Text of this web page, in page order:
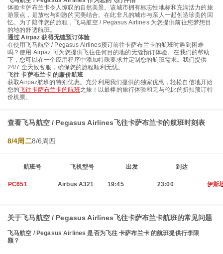
体验卡萨布兰卡令人惊叹的自然美景。该城市拥有标志性地标和充满活力的旅
游景点，是放松与刺激的完美结合。在此非凡的城市与亲人一起创造珍贵的回
忆。为了陪伴您的旅程，飞马航空 / Pegasus Airlines 为您提供前往您梦想目
的地的舒适航班。
通过 Airpaz 获得无缝预订体验
在使用飞马航空 / Pegasus Airlines预订前往卡萨布兰卡的航班时遇到困难
吗？使用 Airpaz 可为您提供飞往任何目的地的无缝预订体验。在我们的帮助
下，您可以在一个应用程序中添加特殊要求并定制您的航班需求。我们提供
24/7 全天候客服，确保您的旅程顺利无忧。
飞往 卡萨布兰卡 的廉价航班
获取Airpaz航班的特别优惠。充分利用我们提供的独家优惠，轻松自信地开始
您的飞往卡萨布兰卡的航班之旅！以最棒的旅行体验和无与伦比的折扣预订特
价机票。
查看飞马航空 / Pegasus Airlines飞往卡萨布兰卡的航班时刻表
8/4周二8/6周四
航班号 飞机型号 出发 到达
PC651 Airbus A321 19:45 23:00 伊斯
关于飞马航空 / Pegasus Airlines飞往卡萨布兰卡航班的常见问题
飞马航空 / Pegasus Airlines 是否为飞往 卡萨布兰卡 的航班提供行李限
额？